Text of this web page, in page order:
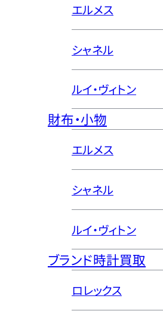
エルメス
シャネル
ルイ・ヴィトン
財布・小物
エルメス
シャネル
ルイ・ヴィトン
ブランド時計買取
ロレックス